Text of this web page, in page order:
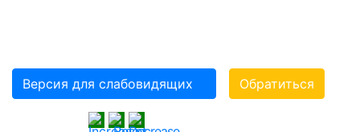
Версия для слабовидящих Обратиться